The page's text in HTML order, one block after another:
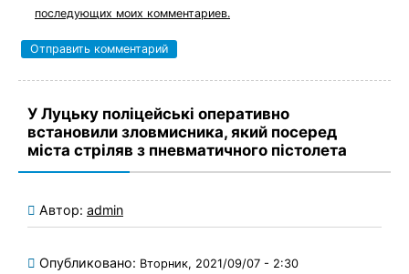
последующих моих комментариев.
У Луцьку поліцейські оперативно
встановили зловмисника, який посеред
міста стріляв з пневматичного пістолета
Автор: admin
Опубликовано: Вторник, 2021/09/07 - 2:30